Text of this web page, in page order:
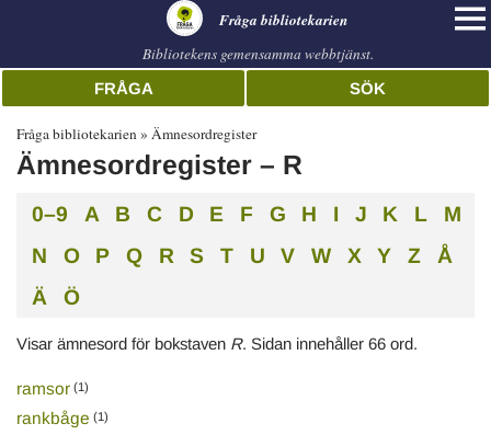
Fråga bibliotekarien
Bibliotekens gemensamma webbtjänst.
FRÅGA SÖK
Fråga bibliotekarien Ämnesordregister
Ämnesordregister – R
Alphabetical
index
0–9 A B C D E F G H I J K L
M
N
O P Q R S T U V W X Y Z
Å
Ä
Ö
Visar ämnesord för bokstaven R. Sidan innehåller 66 ord.
ramsor(1)
rankbåge (1)